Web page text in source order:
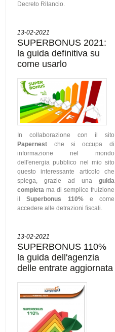
Decreto Rilancio.
13-02-2021
SUPERBONUS 2021:
la guida definitiva su
come usarlo
In collaborazione con il sito
Papernest che si occupa di
informazione nel mondo
dell'energia pubblico nel mio sito
questo interessante articolo che
spiega, grazie ad una guida
completa ma di semplice fruizione
ilSuperbonus 110%e come
accedere alle detrazioni fiscali.
13-02-2021
SUPERBONUS 110%
la guida dell'agenzia
delle entrate aggiornata